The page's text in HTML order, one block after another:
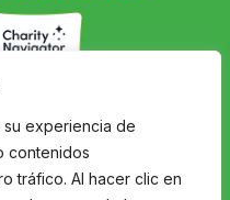
su experiencia de
contenidos
tráfico. Al hacer clic en